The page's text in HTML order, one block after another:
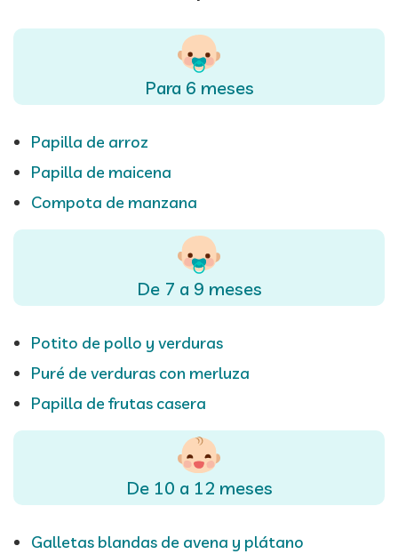
Para 6 meses
Papilla de arroz
Papilla de maicena
Compota de manzana
De 7 a 9 meses
Potito de pollo y verduras
Puré de verduras con merluza
Papilla de frutas casera
De 10 a 12 meses
Galletas blandas de avena y plátano